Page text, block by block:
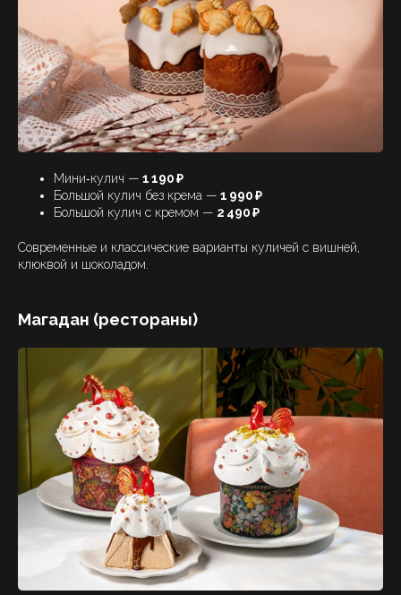
Мини‑кулич — 1 190 ₽
Большой кулич без крема — 1 990 ₽
Большой кулич с кремом — 2 490 ₽
Современные и классические варианты куличей с вишней,
клюквой и шоколадом.
Магадан (рестораны)